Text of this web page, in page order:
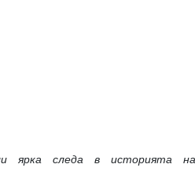
ярка следа в историята